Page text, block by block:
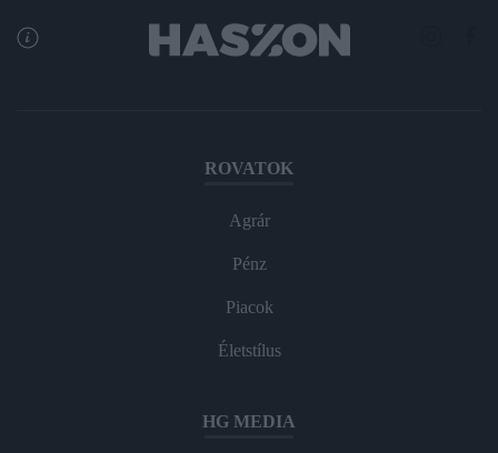
ROVATOK
Agrár
Pénz
Piacok
Életstílus
HG MEDIA